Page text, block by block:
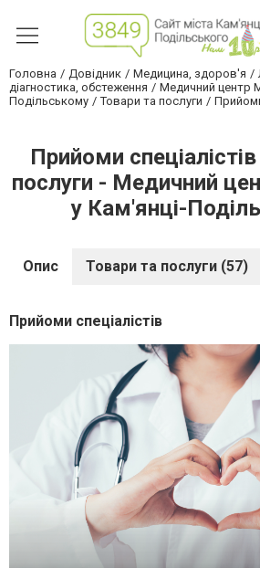
Головна Довідник Медицина, здоров'я
діагностика, обстеження
Медичний центр
Подільському
Товари та послуги
Прийоми
послуги - Медичний
у Кам'янці-
Опис Товари та послуги (57)
Прийоми спеціалістів